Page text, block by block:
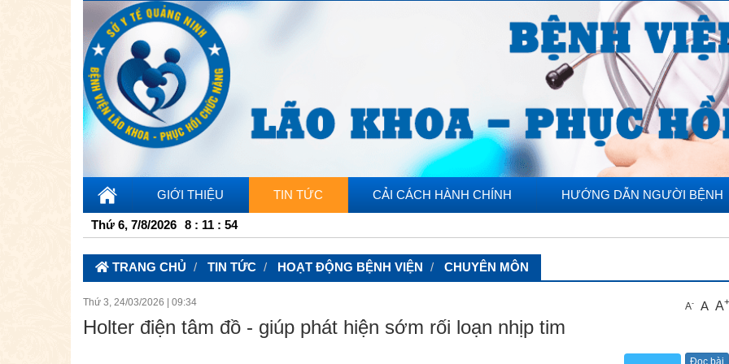
GIỚI THIỆU TIN TỨC CẢI CÁCH HÀNH CHÍNH HƯỚNG DẪN NGƯỜI BỆNH
Thứ 6, 7/8/2026 8 : 11 : 55
TRANG CHỦ TIN TỨC HOẠT ĐỘNG BỆNH VIỆN CHUYÊN MÔN
Thứ 3, 24/03/2026 | 09:34 A- A A+
Holter điện tâm đồ - giúp phát hiện sớm rối loạn nhịp tim
Đọc bài